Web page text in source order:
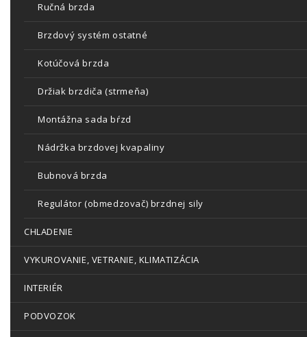
Ručná brzda
Brzdový systém ostatné
Kotúčová brzda
Držiak brzdiča (strmeňa)
Montážna sada bŕzd
Nádržka brzdovej kvapaliny
Bubnová brzda
Regulátor (obmedzovač) brzdnej sily
CHLADENIE
VYKUROVANIE, VETRANIE, KLIMATIZÁCIA
INTERIÉR
PODVOZOK